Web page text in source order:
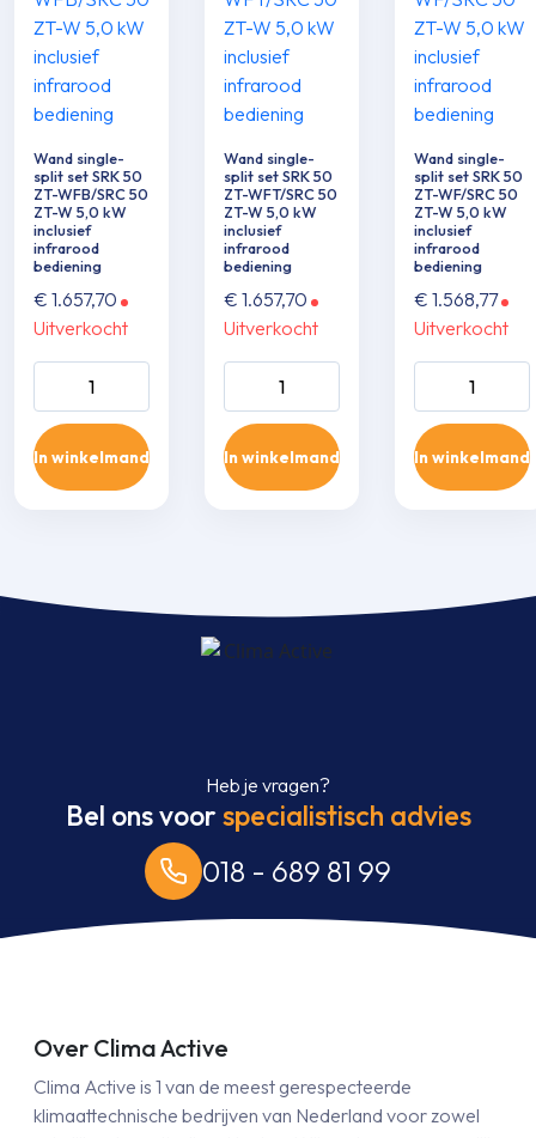
Wand single-
split set SRK 50
ZT-WFB/SRC 50
ZT-W 5,0 kW
inclusief
infrarood
bediening
€ 1.657,70
Uitverkocht
Wand single-split
set SRK 50 ZT-
WFB/SRC 50 ZT-
W 5,0 kW inclusief
infrarood
In winkelmand
Wand single-
split set SRK 50
ZT-WFT/SRC 50
ZT-W 5,0 kW
inclusief
infrarood
bediening
€ 1.657,70
Uitverkocht
Wand single-split
set SRK 50 ZT-
WFT/SRC 50 ZT-
W 5,0 kW inclusief
infrarood
In winkelmand
Wand single-
split set SRK 50
ZT-WF/SRC 50
ZT-W 5,0 kW
inclusief
infrarood
bediening
€ 1.568,77
Uitverkocht
Wand single-
set SRK 50
WF/SRC 50
5,0 kW
infrarood
In winkelmand
Heb je vragen?
Bel ons voorspecialistisch advies
018 - 689 81 99
Over Clima Active
Clima Active is 1 van de meest gerespecteerde
klimaattechnische bedrijven van Nederland voor zowel